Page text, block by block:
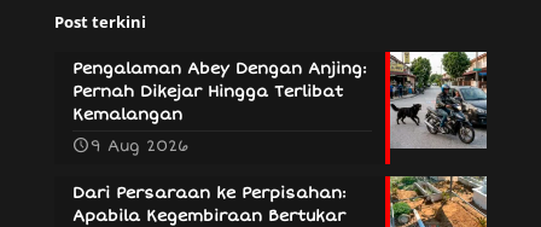
Post terkini
Pengalaman Abey Dengan Anjing:
Pernah Dikejar Hingga Terlibat
Kemalangan
9 Aug 2026
Dari Persaraan ke Perpisahan:
Apabila Kegembiraan Bertukar